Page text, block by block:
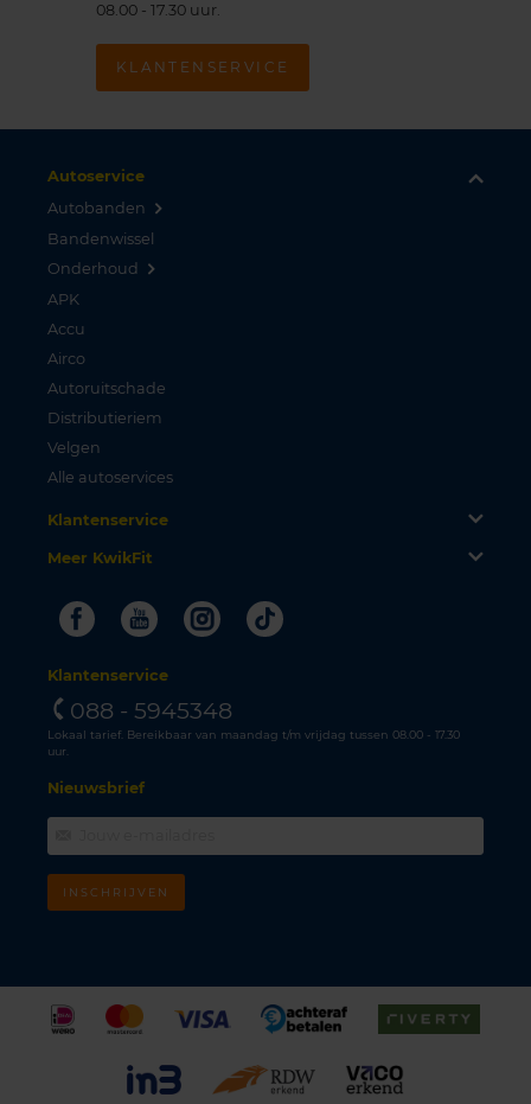
08.00 - 17.30 uur.
KLANTENSERVICE
Autoservice
Autobanden
Bandenwissel
Onderhoud
APK
Accu
Airco
Autoruitschade
Distributieriem
Velgen
Alle autoservices
Klantenservice
Meer KwikFit
FacebookYoutubeInstagram
Tiktok
Klantenservice
088 - 5945348
Lokaal tarief. Bereikbaar van maandag t/m vrijdag tussen 08.00 - 17.30
uur.
Nieuwsbrief
INSCHRIJVEN